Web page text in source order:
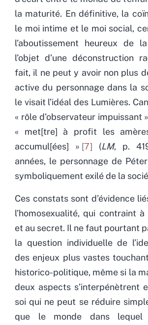
la maturité. En définitive, la
le moi intime et le moi social,
l’aboutissement heureux de la
l’objet d’une déconstruction
fait, il ne peut y avoir non plus
active du personnage dans la
le visait l’idéal des Lumières.
« rôle d’observateur impuissant
« met[tre] à profit les
accumul[ées] » 7 (LM, p.
années, le personnage de
symboliquement exilé de la
Ces constats sont d’évidence
l’homosexualité, qui contraint
et au secret. Il ne faut pourtant
la question individuelle de
des enjeux plus vastes
historico-politique, même si la
deux aspects s’interpénètrent
soi qui ne peut se réduire
que le monde dans lequel